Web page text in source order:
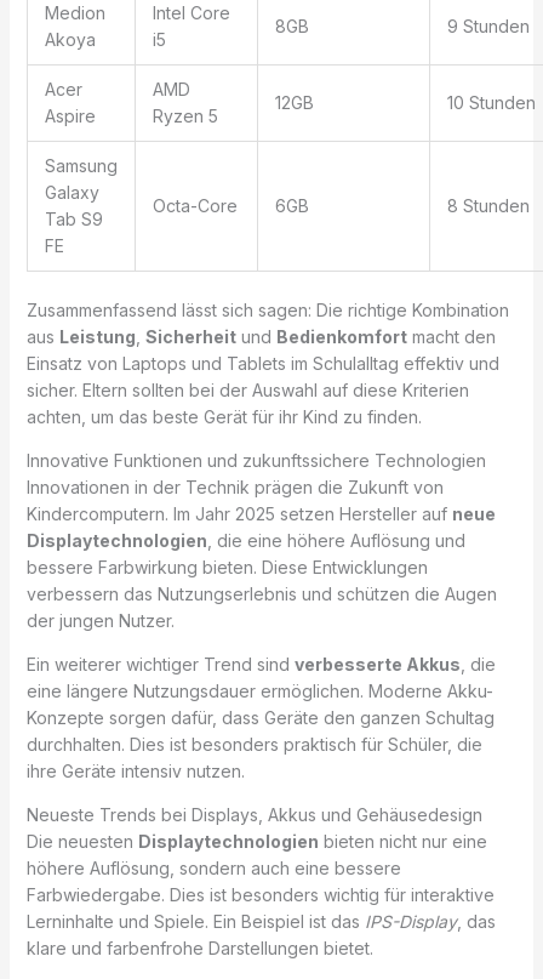
Medion
Akoya
Intel Core
i5
8GB 9 Stunden
Acer
Aspire
AMD
Ryzen 5
12GB 10 Stunden
Samsung
Galaxy
Tab S9
FE
Octa-Core 6GB 8 Stunden
Zusammenfassend lässt sich sagen: Die richtige Kombination
aus Leistung Sicherheitund Bedienkomfortmacht den
Einsatz von Laptops und Tablets im Schulalltag effektiv und
sicher. Eltern sollten bei der Auswahl auf diese Kriterien
achten, um das beste Gerät für ihr Kind zu finden.
Innovative Funktionen und zukunftssichere Technologien
Innovationen in der Technik prägen die Zukunft von
Kindercomputern. Im Jahr 2025 setzen Hersteller auf neue
Displaytechnologien , die eine höhere Auflösung und
bessere Farbwirkung bieten. Diese Entwicklungen
verbessern das Nutzungserlebnis und schützen die Augen
der jungen Nutzer.
Ein weiterer wichtiger Trend sind verbesserte Akkus , die
eine längere Nutzungsdauer ermöglichen. Moderne Akku-
Konzepte sorgen dafür, dass Geräte den ganzen Schultag
durchhalten. Dies ist besonders praktisch für Schüler, die
ihre Geräte intensiv nutzen.
Neueste Trends bei Displays, Akkus und Gehäusedesign
Die neuesten Displaytechnologien bieten nicht nur eine
höhere Auflösung, sondern auch eine bessere
Farbwiedergabe. Dies ist besonders wichtig für interaktive
Lerninhalte und Spiele. Ein Beispiel ist das IPS-Display, das
klare und farbenfrohe Darstellungen bietet.